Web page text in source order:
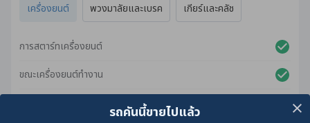
เครื่องยนต์ พวงมาลัยและเบรค เกียร์และคลัช
การสตาร์ทเครื่องยนต์
ขณะเครื่องยนต์ทำงาน
รถคันนี้ขายไปแล้ว